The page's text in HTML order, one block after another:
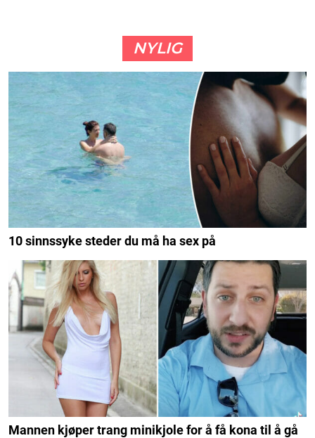
NYLIG
10 sinnssyke steder du må ha sex på
Mannen kjøper trang minikjole for å få kona til å gå